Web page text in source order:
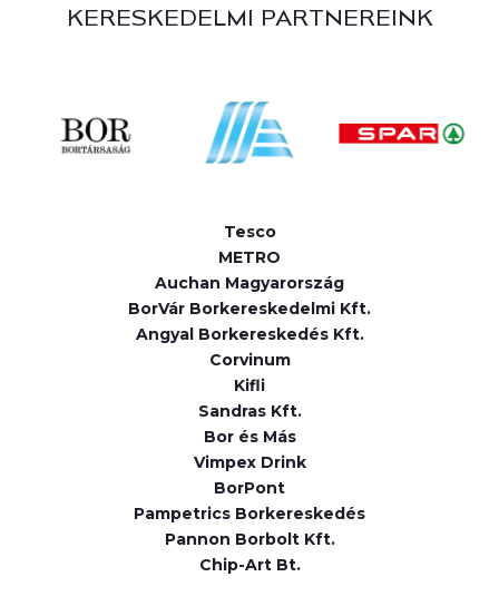
KERESKEDELMI PARTNEREINK
Tesco
METRO
Auchan Magyarország
BorVár Borkereskedelmi Kft.
Angyal Borkereskedés Kft.
Corvinum
Kifli
Sandras Kft.
Bor és Más
Vimpex Drink
BorPont
Pampetrics Borkereskedés
Pannon Borbolt Kft.
Chip-Art Bt.